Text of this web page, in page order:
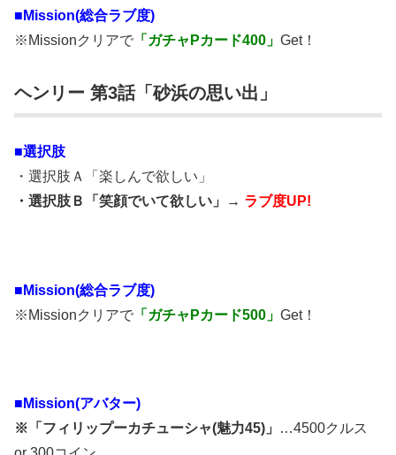
■Mission(総合ラブ度)
※Missionクリアで 「ガチャPカード400」 Get！
ヘンリー 第3話「砂浜の思い出」
■選択肢
・選択肢Ａ「楽しんで欲しい」
・選択肢Ｂ「笑顔でいて欲しい」→ ラブ度UP!
■Mission(総合ラブ度)
※Missionクリアで 「ガチャPカード500」 Get！
■Mission(アバター)
※「フィリップーカチューシャ(魅力45)」
…4500クルス